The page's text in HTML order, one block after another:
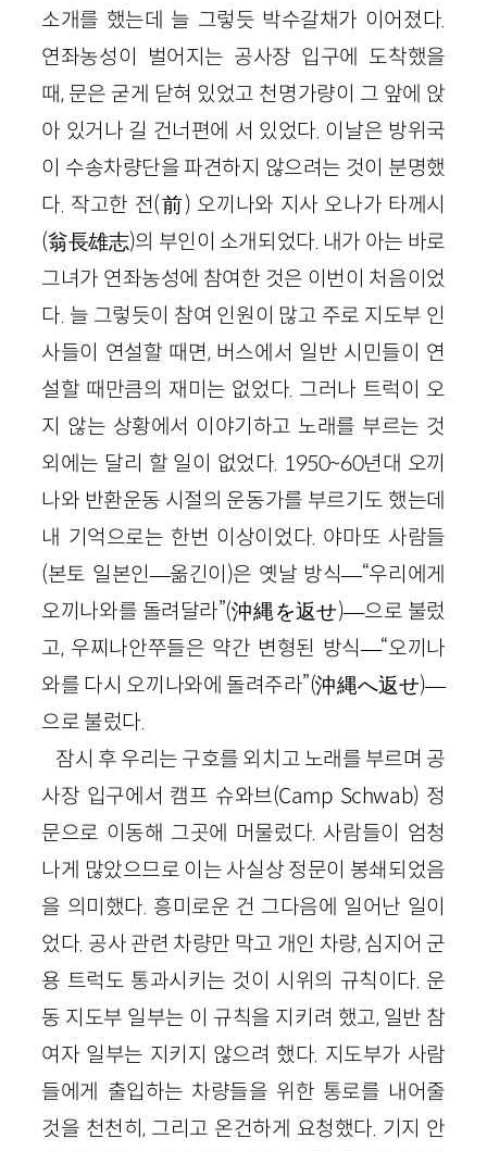
소개를 했는데 늘 그렇듯 박수갈채가 이어졌다.
연좌농성이 벌어지는 공사장 입구에 도착했을
때, 문은 굳게 닫혀 있었고 천명가량이 그 앞에 앉
아 있거나 길 건너편에 서 있었다. 이날은 방위국
이 수송차량단을 파견하지 않으려는 것이 분명했
다. 작고한 전(前) 오끼나와 지사 오나가 타께시
(翁長雄志)의 부인이 소개되었다. 내가 아는 바로
그녀가 연좌농성에 참여한 것은 이번이 처음이었
다. 늘 그렇듯이 참여 인원이 많고 주로 지도부 인
사들이 연설할 때면, 버스에서 일반 시민들이 연
설할 때만큼의 재미는 없었다. 그러나 트럭이 오
지 않는 상황에서 이야기하고 노래를 부르는 것
외에는 달리 할 일이 없었다. 1950~60년대 오끼
나와 반환운동 시절의 운동가를 부르기도 했는데
내 기억으로는 한번 이상이었다. 야마또 사람들
(본토 일본인—옮긴이)은 옛날 방식—“우리에게
오끼나와를 돌려달라”(沖縄を返せ)—으로 불렀
고, 우찌나안쭈들은 약간 변형된 방식—“오끼나
와를 다시 오끼나와에 돌려주라”(沖縄へ返せ)—
으로 불렀다.
잠시 후 우리는 구호를 외치고 노래를 부르며 공
사장 입구에서 캠프 슈와브(Camp Schwab) 정
문으로 이동해 그곳에 머물렀다. 사람들이 엄청
나게 많았으므로 이는 사실상 정문이 봉쇄되었음
을 의미했다. 흥미로운 건 그다음에 일어난 일이
었다. 공사 관련 차량만 막고 개인 차량, 심지어 군
용 트럭도 통과시키는 것이 시위의 규칙이다. 운
동 지도부 일부는 이 규칙을 지키려 했고, 일반 참
여자 일부는 지키지 않으려 했다. 지도부가 사람
들에게 출입하는 차량들을 위한 통로를 내어줄
것을 천천히, 그리고 온건하게 요청했다. 기지 안